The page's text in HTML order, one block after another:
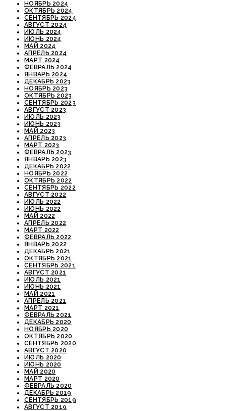
НОЯБРЬ 2024
ОКТЯБРЬ 2024
СЕНТЯБРЬ 2024
АВГУСТ 2024
ИЮЛЬ 2024
ИЮНЬ 2024
МАЙ 2024
АПРЕЛЬ 2024
МАРТ 2024
ФЕВРАЛЬ 2024
ЯНВАРЬ 2024
ДЕКАБРЬ 2023
НОЯБРЬ 2023
ОКТЯБРЬ 2023
СЕНТЯБРЬ 2023
АВГУСТ 2023
ИЮЛЬ 2023
ИЮНЬ 2023
МАЙ 2023
АПРЕЛЬ 2023
МАРТ 2023
ФЕВРАЛЬ 2023
ЯНВАРЬ 2023
ДЕКАБРЬ 2022
НОЯБРЬ 2022
ОКТЯБРЬ 2022
СЕНТЯБРЬ 2022
АВГУСТ 2022
ИЮЛЬ 2022
ИЮНЬ 2022
МАЙ 2022
АПРЕЛЬ 2022
МАРТ 2022
ФЕВРАЛЬ 2022
ЯНВАРЬ 2022
ДЕКАБРЬ 2021
ОКТЯБРЬ 2021
СЕНТЯБРЬ 2021
АВГУСТ 2021
ИЮЛЬ 2021
ИЮНЬ 2021
МАЙ 2021
АПРЕЛЬ 2021
МАРТ 2021
ФЕВРАЛЬ 2021
ДЕКАБРЬ 2020
НОЯБРЬ 2020
ОКТЯБРЬ 2020
СЕНТЯБРЬ 2020
АВГУСТ 2020
ИЮЛЬ 2020
ИЮНЬ 2020
МАЙ 2020
МАРТ 2020
ФЕВРАЛЬ 2020
ДЕКАБРЬ 2019
СЕНТЯБРЬ 2019
АВГУСТ 2019